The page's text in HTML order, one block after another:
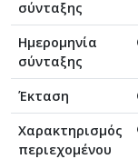
σύνταξης
Ημερομηνία
σύνταξης
Έκταση
Χαρακτηρισμός
περιεχομένου